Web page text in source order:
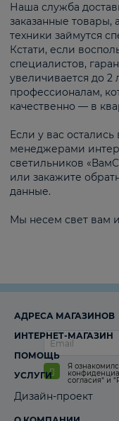
Наша служба
заказанные товары,
техники займутся
Кстати, если
специалистов,
увеличивается до 2
профессионалам,
качественно — в
Если у вас
менеджерами
светильников
или закажите
данные.
Мы несем свет вам
Я
согласия“ и
АДРЕСА МАГАЗИНОВ
ИНТЕРНЕТ-МАГАЗИН
ПОМОЩЬ
УСЛУГИ
Дизайн-проект